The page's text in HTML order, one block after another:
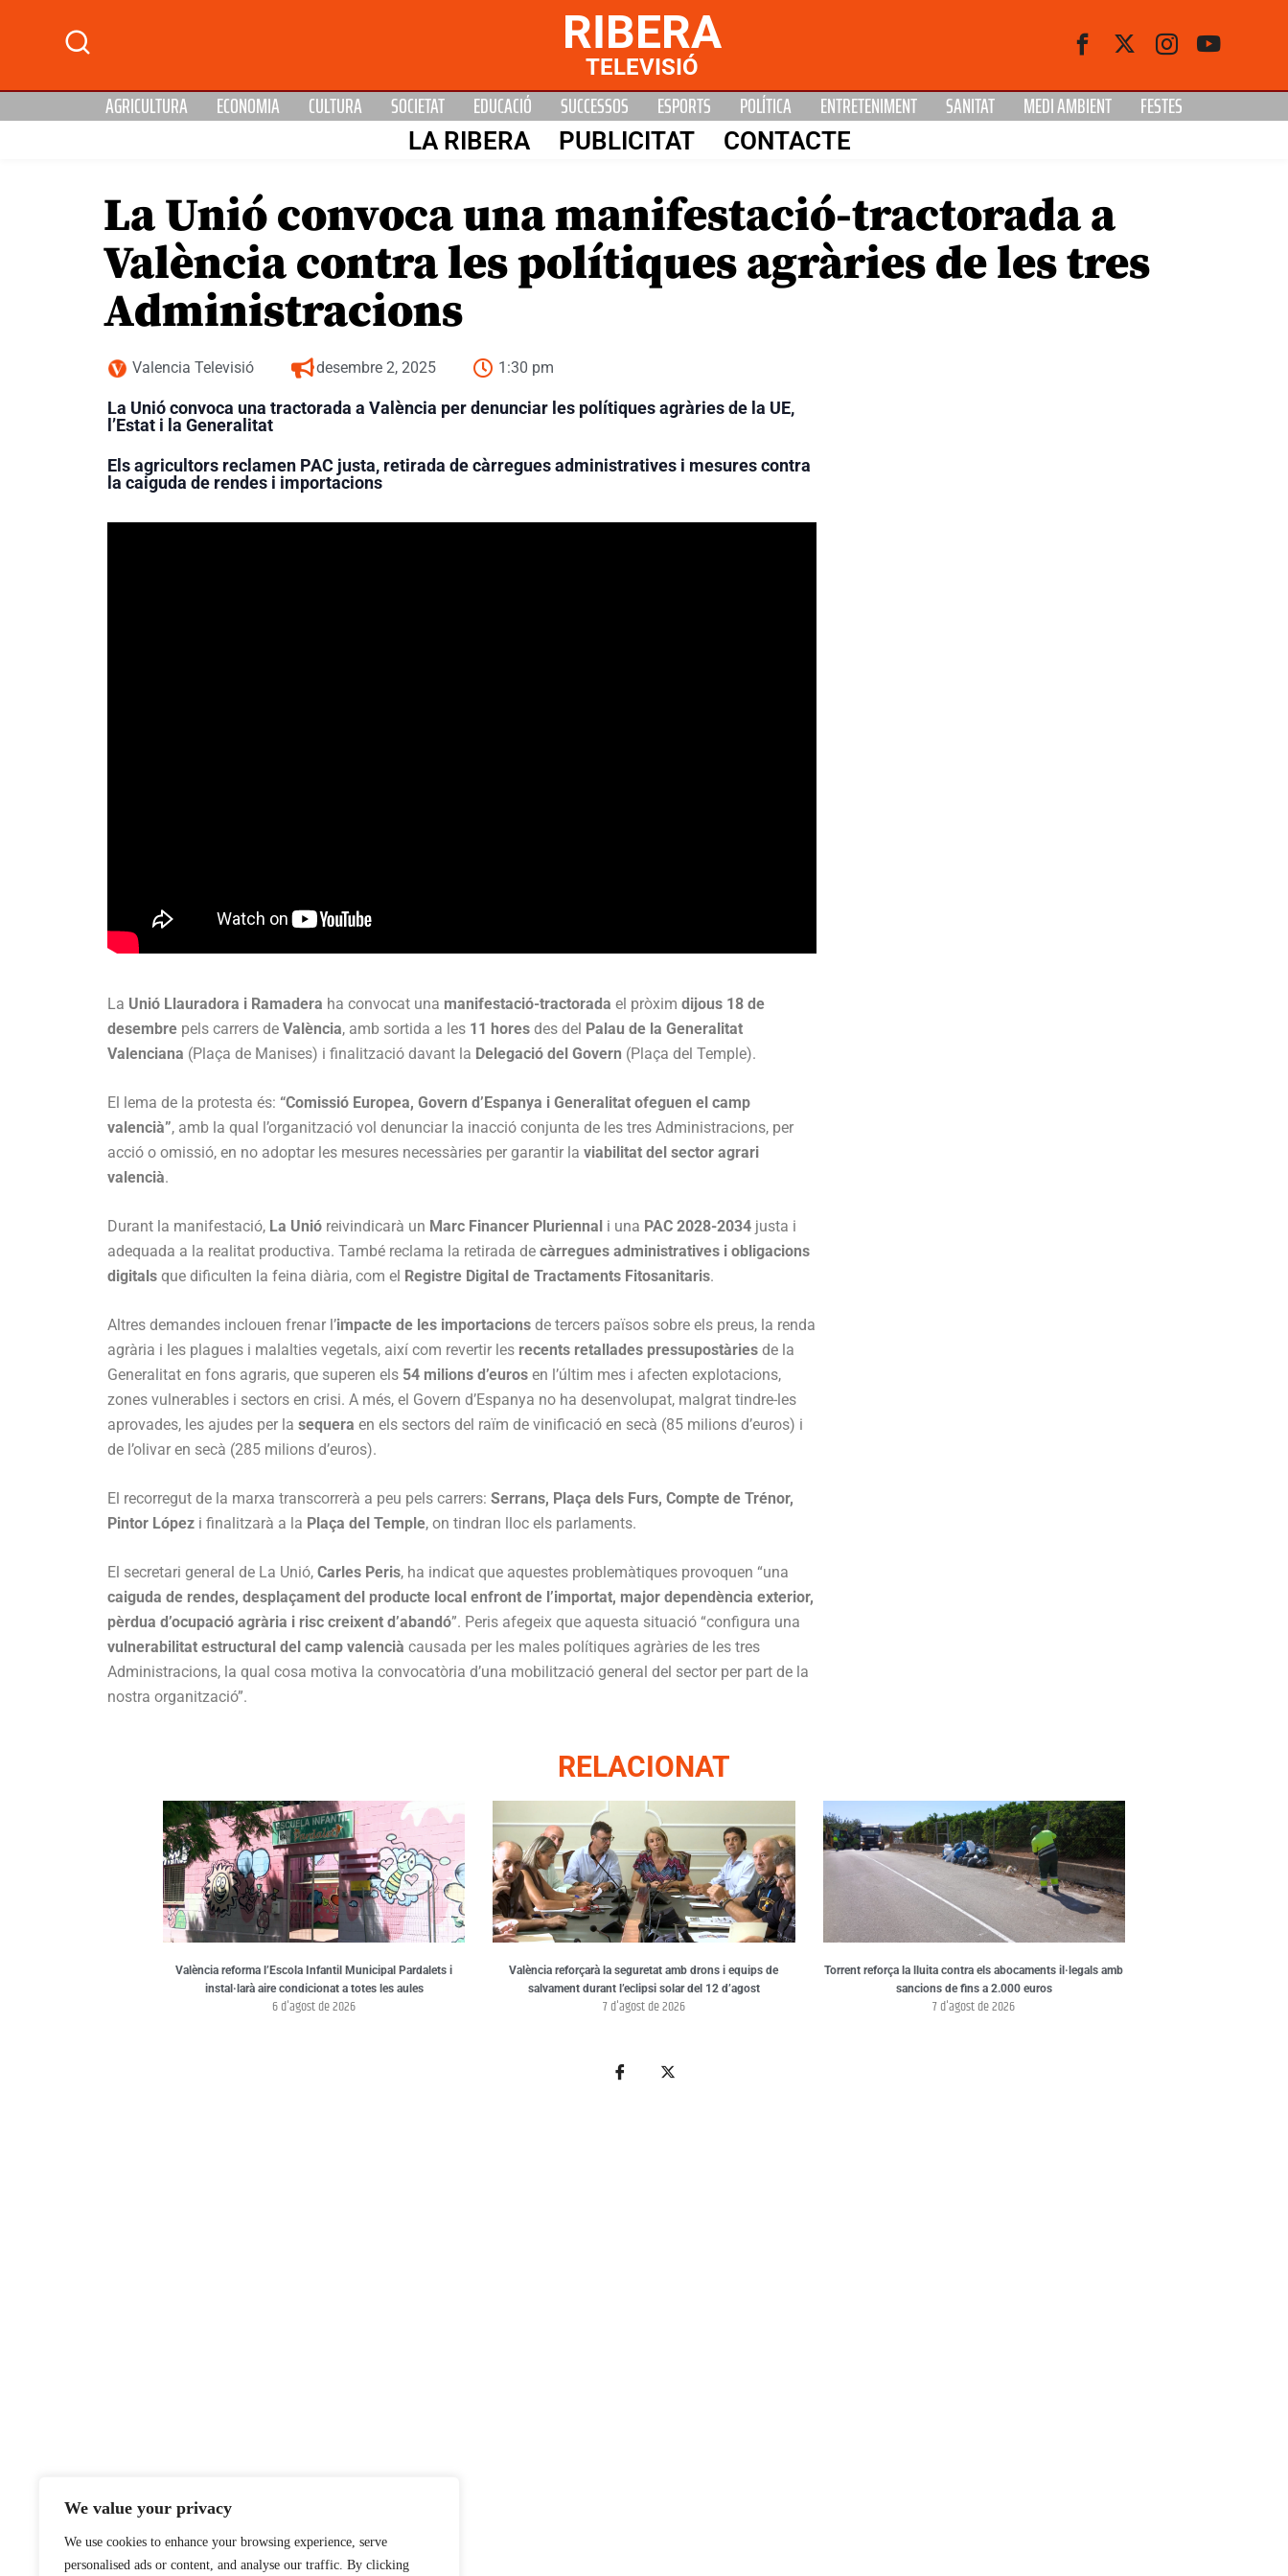
We value your privacy
We use cookies to enhance your browsing experience, serve
personalised ads or content, and analyse our traffic. By clicking
RIBERA
TELEVISIÓ
AGRICULTURA ECONOMIA CULTURA SOCIETAT EDUCACIÓ SUCCESSOS ESPORTS POLÍTICA ENTRETENIMENT SANITAT MEDI AMBIENT FESTES
LA RIBERA PUBLICITAT CONTACTE
La Unió convoca una manifestació-tractorada a
València contra les polítiques agràries de les tres
Administracions
Valencia Televisió desembre 2, 2025 1:30 pm
La Unió convoca una tractorada a València per denunciar les polítiques agràries de la UE,
l’Estat i la Generalitat
Els agricultors reclamen PAC justa, retirada de càrregues administratives i mesures contra
la caiguda de rendes i importacions
La Unió Llauradora i Ramadera ha convocat una manifestació-tractorada el pròxim dijous 18 de
desembre pels carrers de València, amb sortida a les 11 hores des del Palau de la Generalitat
Valenciana (Plaça de Manises) i finalització davant la Delegació del Govern (Plaça del Temple).
El lema de la protesta és: “Comissió Europea, Govern d’Espanya i Generalitat ofeguen el camp
valencià”, amb la qual l’organització vol denunciar la inacció conjunta de les tres Administracions, per
acció o omissió, en no adoptar les mesures necessàries per garantir la viabilitat del sector agrari
valencià.
Durant la manifestació, La Unió reivindicarà un Marc Financer Pluriennal i una PAC 2028-2034 justa i
adequada a la realitat productiva. També reclama la retirada de càrregues administratives i obligacions
digitals que dificulten la feina diària, com el Registre Digital de Tractaments Fitosanitaris.
Altres demandes inclouen frenar l’impacte de les importacions de tercers països sobre els preus, la renda
agrària i les plagues i malalties vegetals, així com revertir les recents retallades pressupostàries de la
Generalitat en fons agraris, que superen els 54 milions d’euros en l’últim mes i afecten explotacions,
zones vulnerables i sectors en crisi. A més, el Govern d’Espanya no ha desenvolupat, malgrat tindre-les
aprovades, les ajudes per la sequera en els sectors del raïm de vinificació en secà (85 milions d’euros) i
de l’olivar en secà (285 milions d’euros).
El recorregut de la marxa transcorrerà a peu pels carrers: Serrans, Plaça dels Furs, Compte de Trénor,
Pintor López i finalitzarà a la Plaça del Temple, on tindran lloc els parlaments.
El secretari general de La Unió, Carles Peris, ha indicat que aquestes problemàtiques provoquen “una
caiguda de rendes, desplaçament del producte local enfront de l’importat, major dependència exterior,
pèrdua d’ocupació agrària i risc creixent d’abandó”. Peris afegeix que aquesta situació “configura una
vulnerabilitat estructural del camp valencià causada per les males polítiques agràries de les tres
Administracions, la qual cosa motiva la convocatòria d’una mobilització general del sector per part de la
nostra organització”.
RELACIONAT
València reforma l’Escola Infantil Municipal Pardalets i
instal·larà aire condicionat a totes les aules
6 d'agost de 2026
València reforçarà la seguretat amb drons i equips de
salvament durant l’eclipsi solar del 12 d’agost
7 d'agost de 2026
Torrent reforça la lluita contra els abocaments il·legals amb
sancions de fins a 2.000 euros
7 d'agost de 2026